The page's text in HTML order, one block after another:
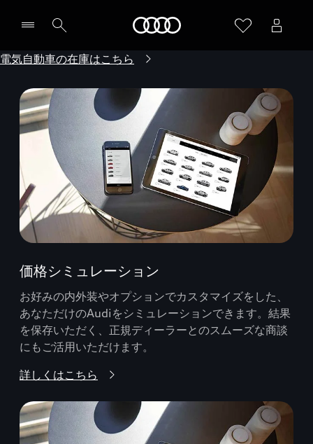
電気自動車の在庫はこちら
価格シミュレーション
お好みの内外装やオプションでカスタマイズをした、
あなただけのAudiをシミュレーションできます。結果
を保存いただく、正規ディーラーとのスムーズな商談
にもご活用いただけます。
詳しくはこちら